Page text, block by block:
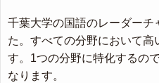
千葉大学の国語のレーダーチ
た。すべての分野において高
す。1つの分野に特化するの
なります。